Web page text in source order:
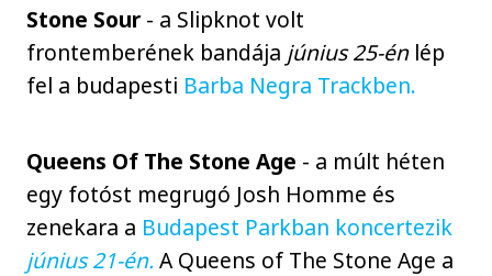
Stone Sour - a Slipknot volt
frontemberének bandája június 25-énlép
fel a budapesti Barba Negra Trackben.
Queens Of The Stone Age - a múlt héten
egy fotóst megrugó Josh Homme és
zenekara a Budapest Parkban koncertezik
június 21-én.A Queens of The Stone Age a